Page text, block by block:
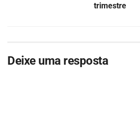
trimestre
Deixe uma resposta